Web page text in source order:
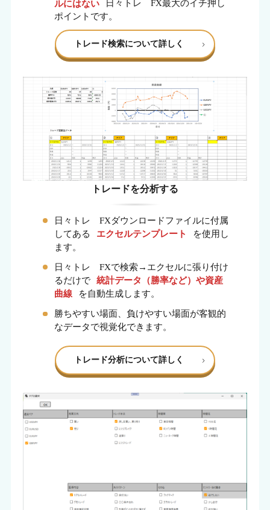
ルにはない
日々トレ FX最大のイチ押し
ポイントです。
トレード検索について詳しく
トレードを分析する
日々トレ FXダウンロードファイルに付属
してある
エクセルテンプレート
を使用し
ます。
日々トレ FXで検索→エクセルに張り付け
るだけで
統計データ（勝率など）や資産
曲線
を自動生成します。
勝ちやすい場面、負けやすい場面が客観的
なデータで視覚化できます。
トレード分析について詳しく